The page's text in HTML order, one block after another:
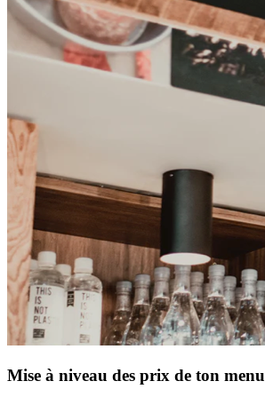
Mise à niveau des prix de ton menu